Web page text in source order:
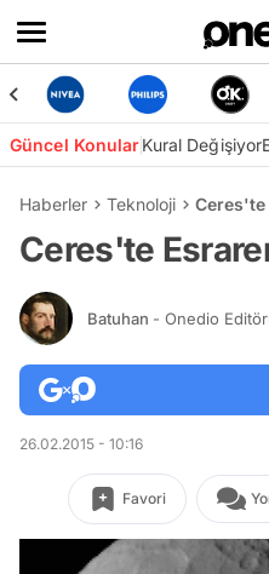
Güncel KonularKural Değişiyor
Haberler Teknoloji Ceres'te
Ceres'te
Batuhan - Onedio
26.02.2015 - 10:16
Favori